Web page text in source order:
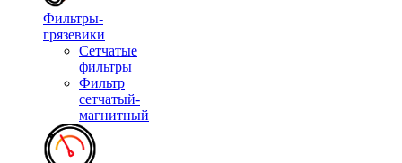
Фильтры-
грязевики
Сетчатые
фильтры
Фильтр
сетчатый-
магнитный